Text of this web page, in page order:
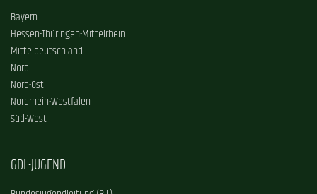
Bayern
Hessen-Thüringen-Mittelrhein
Mitteldeutschland
Nord
Nord-Ost
Nordrhein-Westfalen
Süd-West
GDL-JUGEND